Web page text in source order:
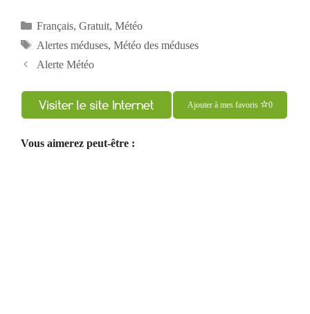
Catégories
Français, Gratuit, Météo
Étiquettes
Alertes méduses, Météo des méduses
Navigation
articles
Alerte Météo
Ajouter à mes favoris 0
Vous aimerez peut-être :